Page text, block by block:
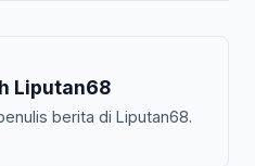
Liputan68
berita di Liputan68.